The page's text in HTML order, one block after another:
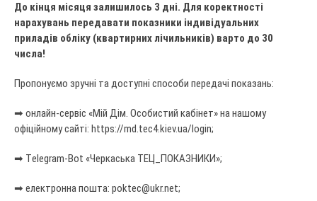
До кінця місяця залишилось 3 дні. Для коректності
нарахувань передавати показники індивідуальних
приладів обліку (квартирних лічильників) варто до 30
числа!
Пропонуємо зручні та доступні способи передачі показань:
➡ онлайн-сервіс «Мій Дім. Особистий кабінет» на нашому
офіційному сайті: https://md.tec4.kiev.ua/login;
➡ Тelegram-Bot «Черкаська ТЕЦ_ПОКАЗНИКИ»;
➡ електронна пошта: poktec@ukr.net;